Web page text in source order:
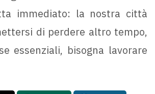
immediato: la nostra città
di perdere altro tempo,
essenziali, bisogna lavorare